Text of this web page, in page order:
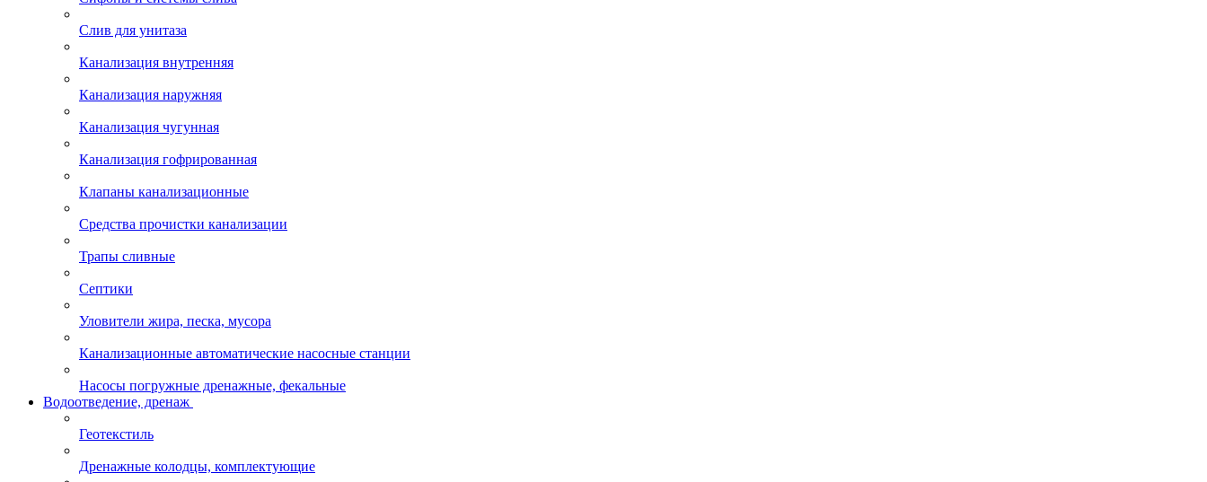
Слив для унитаза
Канализация внутренняя
Канализация наружняя
Канализация чугунная
Канализация гофрированная
Клапаны канализационные
Средства прочистки канализации
Трапы сливные
Септики
Уловители жира, песка, мусора
Канализационные автоматические насосные станции
Насосы погружные дренажные, фекальные
Водоотведение, дренаж
Геотекстиль
Дренажные колодцы, комплектующие